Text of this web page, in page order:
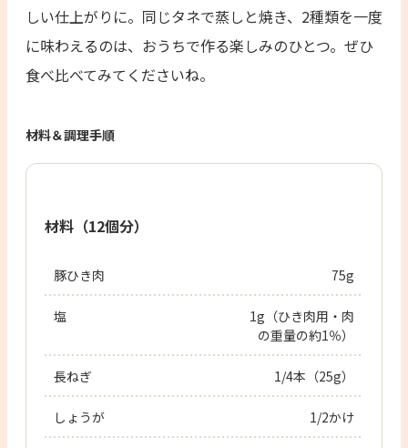
しい仕上がりに。同じタネで蒸しと焼き、2種類を一度
に味わえるのは、おうちで作る楽しみのひとつ。ぜひ
食べ比べてみてくださいね。
材料＆調理手順
材料（12個分）
豚ひき肉 75g
塩
1g（ひき肉用・肉
の重量の約1％）
長ねぎ 1/4本（25g）
しょうが 1/2かけ